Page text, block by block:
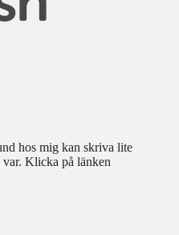
hos mig kan skriva lite
Klicka på länken